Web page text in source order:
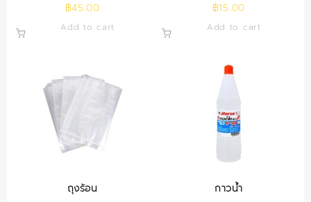
฿45.00
Add to cart
฿15.00
Add to cart
ถุงร้อน กาวน้ำ